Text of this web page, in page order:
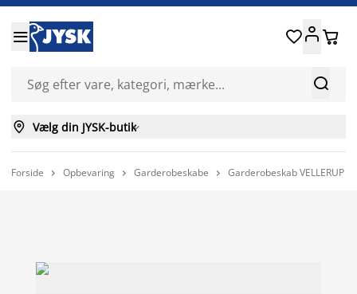


 
 Vælg din JYSK-butik
Forside  Opbevaring  Garderobeskabe  Garderobeskab VELLERUP